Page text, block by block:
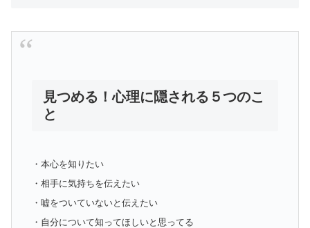
見つめる！心理に隠される５つのこ
と
・本心を知りたい
・相手に気持ちを伝えたい
・嘘をついていないと伝えたい
・自分について知ってほしいと思ってる